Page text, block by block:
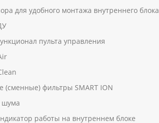
для удобного монтажа внутреннего блока
пульта управления
(сменные) фильтры SMART ION
шума
работы на внутреннем блоке